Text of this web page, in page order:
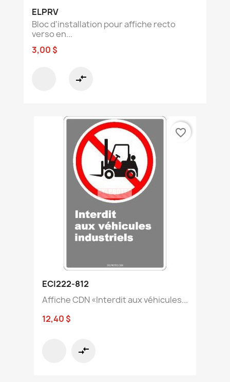
ELPRV
Bloc d'installation pour affiche recto
verso en...
3,00 $
compare_arrows
ECI222-812
Affiche CDN «Interdit aux véhicules...
12,40 $
compare_arrows
favorite_border